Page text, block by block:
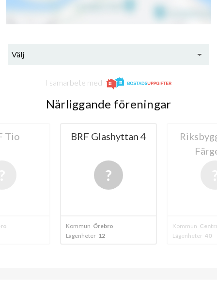
Välj
I samarbete med
Närliggande föreningar
4
Riksbyggen BRF
Kommun Centralt - örebro
Lägenheter 40
BRF
Kommun
Lägenheter 5